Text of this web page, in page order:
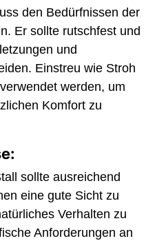
den Bedürfnissen der
Er sollte rutschfest und
und
Einstreu wie Stroh
werden, um
Komfort zu
sollte ausreichend
eine gute Sicht zu
Verhalten zu
Anforderungen an